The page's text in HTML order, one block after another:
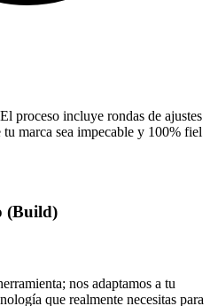
proceso incluye rondas de ajustes
tu marca sea impecable y 100% fiel
(Build)
nos adaptamos a tu
que realmente necesitas para